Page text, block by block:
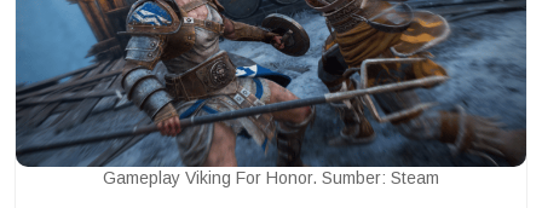
Gameplay Viking For Honor. Sumber: Steam